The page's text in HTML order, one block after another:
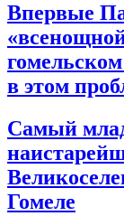
Впервые
в этом
Самый
Гомеле